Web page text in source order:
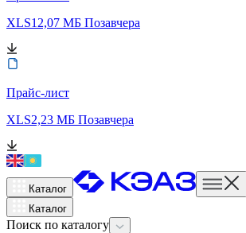
XLS12,07 МБ Позавчера
Прайс-лист
XLS2,23 МБ Позавчера
Каталог
Каталог
Поиск по каталогу